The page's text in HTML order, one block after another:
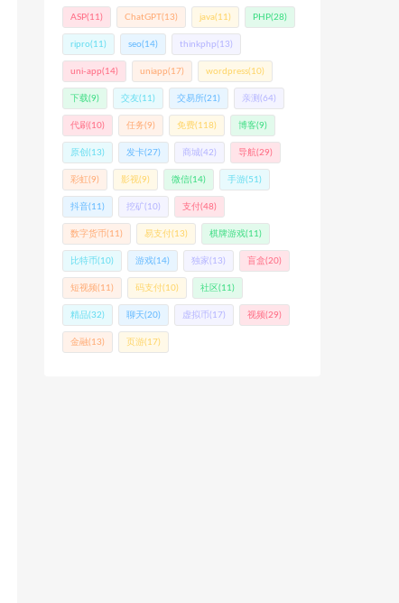
ASP(11) ChatGPT(13) java(11) PHP(28)
ripro(11) seo(14) thinkphp(13)
uni-app(14) uniapp(17) wordpress(10)
下载(9) 交友(11) 交易所(21) 亲测 (64)
代刷 (10) 任务(9) 免费(118) 博客(9)
原创 (13) 发卡(27) 商城(42) 导航(29)
彩虹(9) 影视(9) 微信(14) 手游(51)
抖音(11) 挖矿(10) 支付(48)
数字货币(11) 易支付(13) 棋牌游戏(11)
比特币(10) 游戏(14) 独家(13) 盲盒(20)
短视频(11) 码支付(10) 社区(11)
精品(32) 聊天(20) 虚拟币(17) 视频(29)
金融(13) 页游(17)